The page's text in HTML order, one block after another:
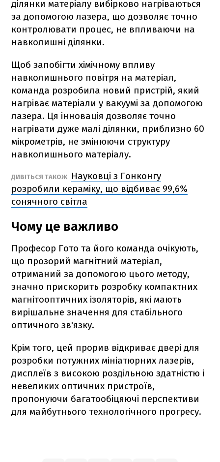
ділянки матеріалу вибірково нагріваються
за допомогою лазера, що дозволяє точно
контролювати процес, не впливаючи на
навколишні ділянки.
Щоб запобігти хімічному впливу
навколишнього повітря на матеріал,
команда розробила новий пристрій, який
нагріває матеріали у вакуумі за допомогою
лазера. Ця інновація дозволяє точно
нагрівати дуже малі ділянки, приблизно 60
мікрометрів, не змінюючи структуру
навколишнього матеріалу.
ДИВІТЬСЯ ТАКОЖ
Науковці з Гонконгу
розробили кераміку, що відбиває 99,6%
сонячного світла
Чому це важливо
Професор Гото та його команда очікують,
що прозорий магнітний матеріал,
отриманий за допомогою цього методу,
значно прискорить розробку компактних
магнітооптичних ізоляторів, які мають
вирішальне значення для стабільного
оптичного зв'язку.
Крім того, цей прорив відкриває двері для
розробки потужних мініатюрних лазерів,
дисплеїв з високою роздільною здатністю і
невеликих оптичних пристроїв,
пропонуючи багатообіцяючі перспективи
для майбутнього технологічного прогресу.